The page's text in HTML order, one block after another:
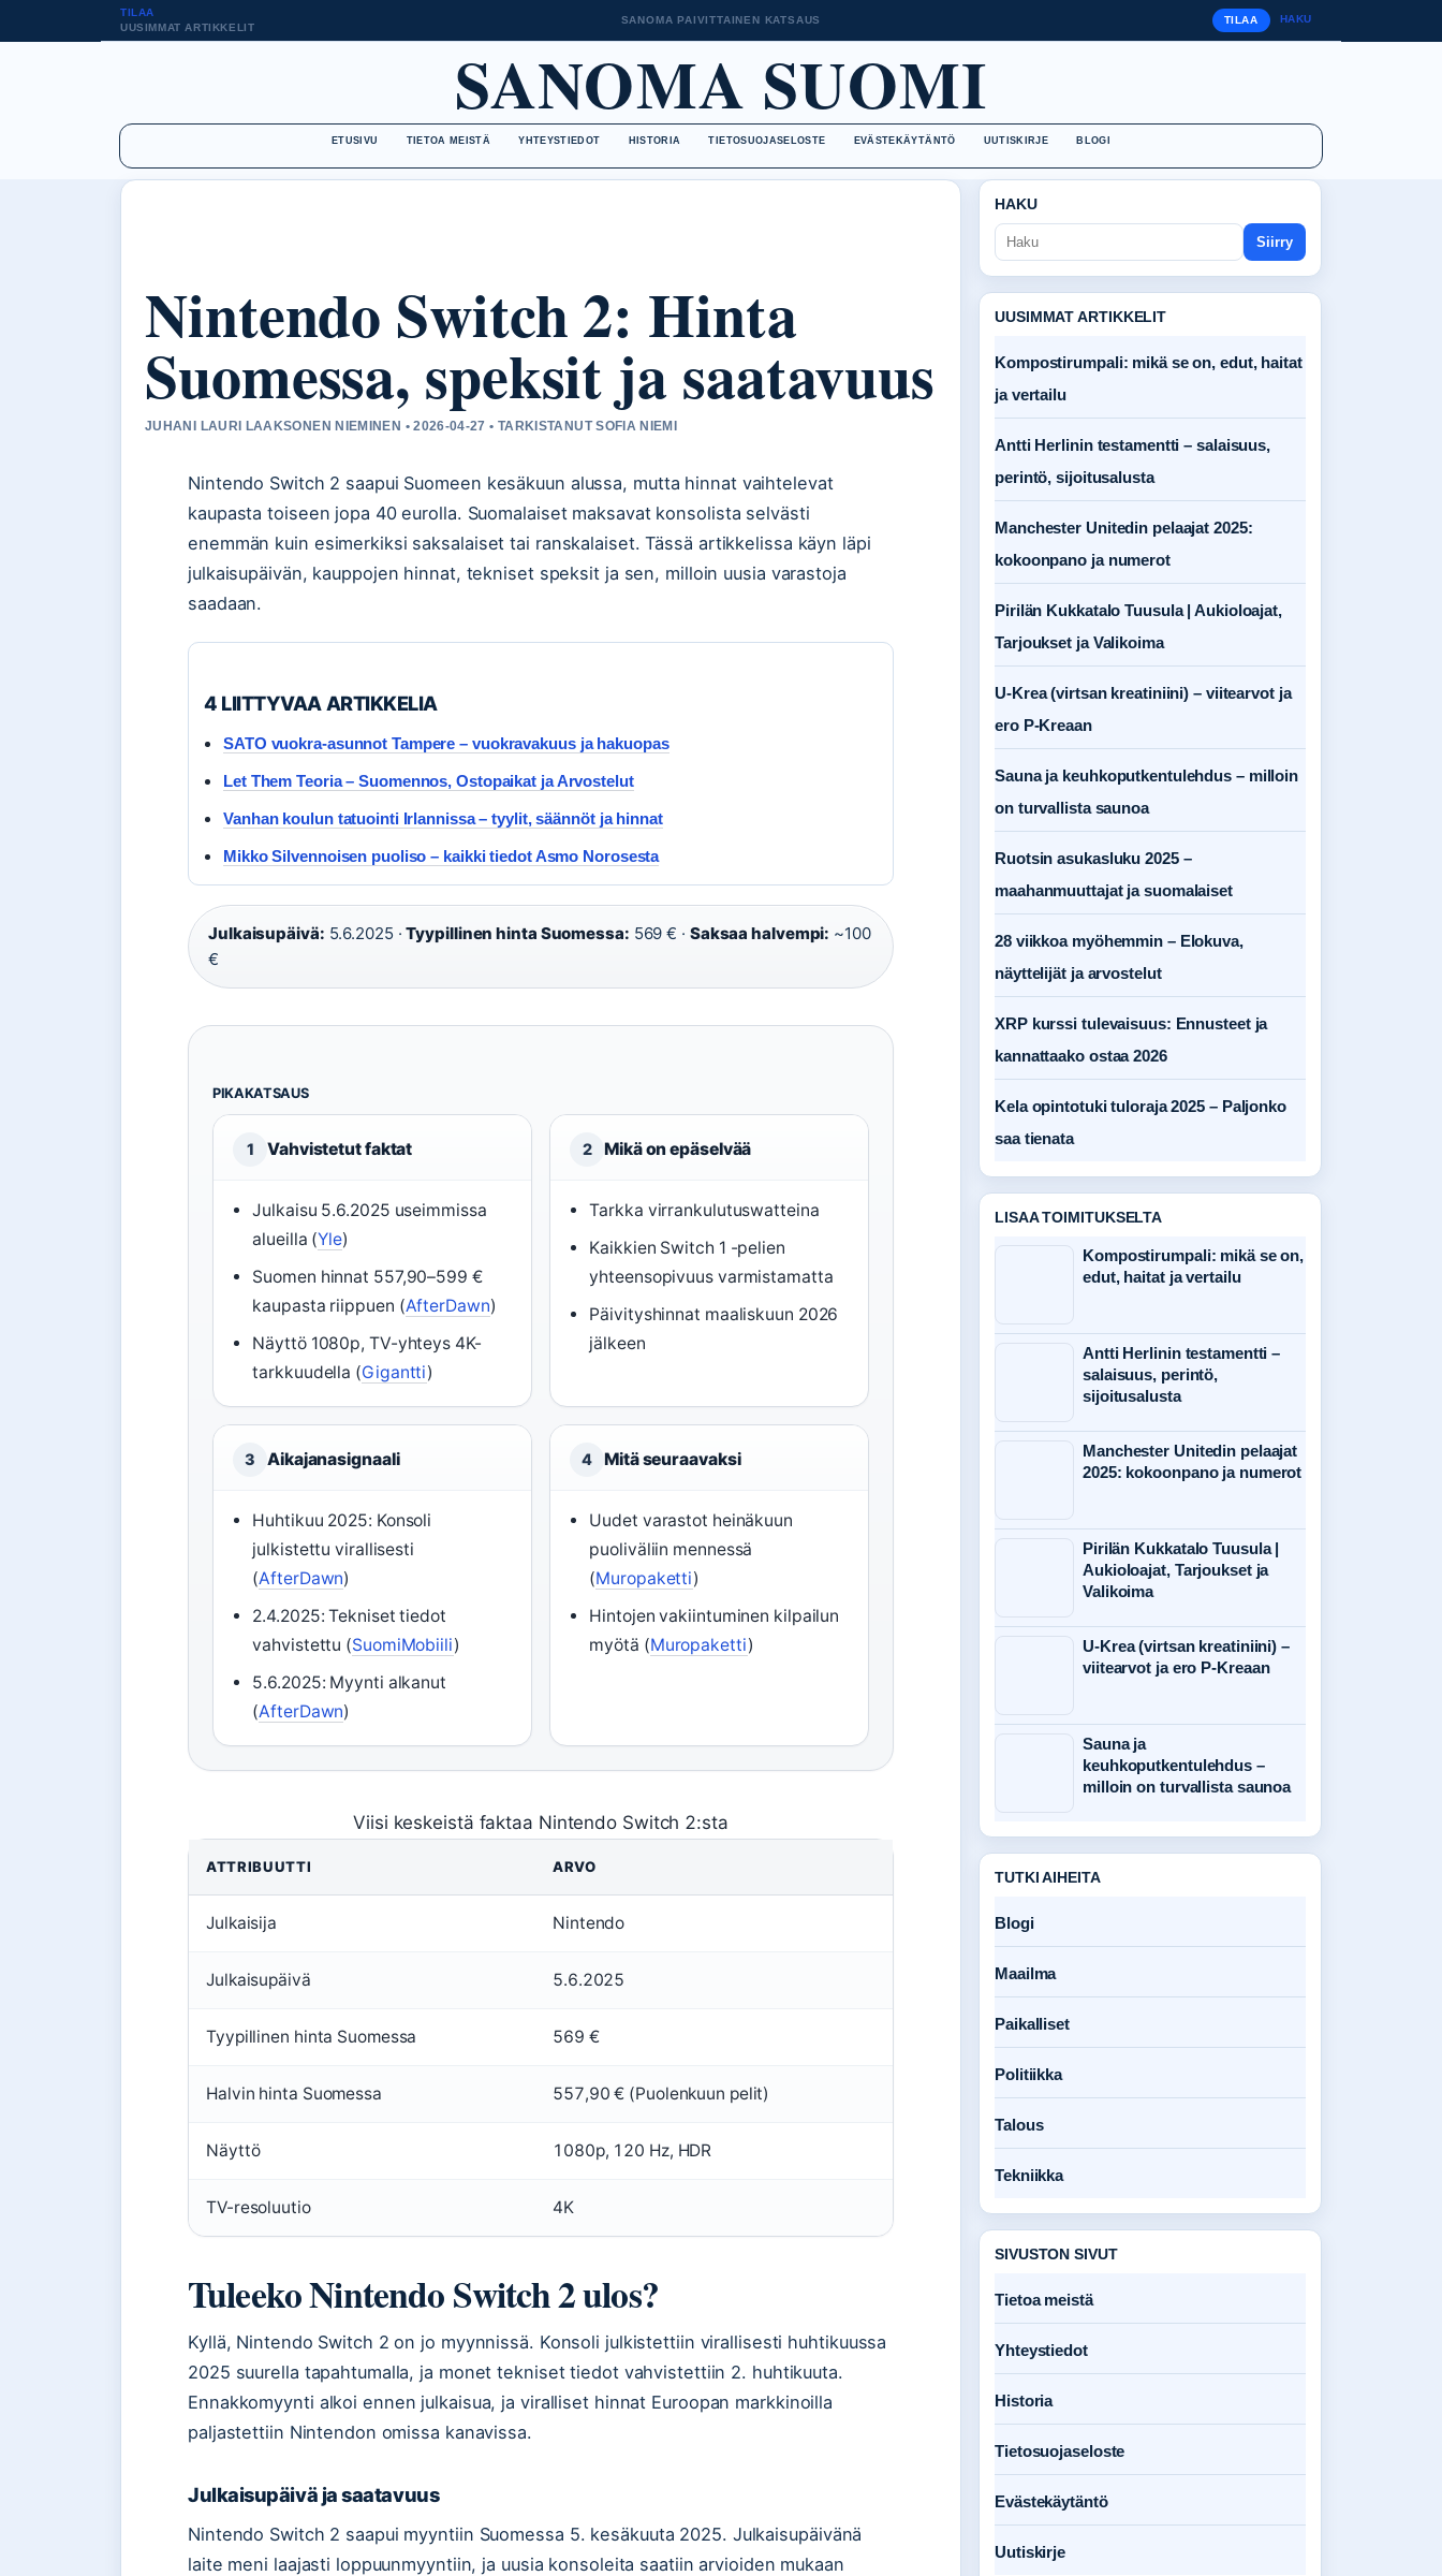
TILAA
UUSIMMAT ARTIKKELIT
SANOMA PAIVITTAINEN KATSAUS TILAA HAKU
SANOMA SUOMI
ETUSIVU TIETOA MEISTÄ YHTEYSTIEDOT HISTORIA TIETOSUOJASELOSTE EVÄSTEKÄYTÄNTÖ UUTISKIRJE BLOGI
Nintendo Switch 2: Hinta
Suomessa, speksit ja saatavuus
JUHANI LAURI LAAKSONEN NIEMINEN • 2026-04-27 • TARKISTANUT SOFIA NIEMI
Nintendo Switch 2 saapui Suomeen kesäkuun alussa, mutta hinnat vaihtelevat
kaupasta toiseen jopa 40 eurolla. Suomalaiset maksavat konsolista selvästi
enemmän kuin esimerkiksi saksalaiset tai ranskalaiset. Tässä artikkelissa käyn läpi
julkaisupäivän, kauppojen hinnat, tekniset speksit ja sen, milloin uusia varastoja
saadaan.
4 LIITTYVAA ARTIKKELIA
SATO vuokra-asunnot Tampere – vuokravakuus ja hakuopas
Let Them Teoria – Suomennos, Ostopaikat ja Arvostelut
Vanhan koulun tatuointi Irlannissa – tyylit, säännöt ja hinnat
Mikko Silvennoisen puoliso – kaikki tiedot Asmo Norosesta
Julkaisupäivä: 5.6.2025 ·Tyypillinen hinta Suomessa: 569 € · Saksaa halvempi: ~100
€
PIKAKATSAUS
1 Vahvistetut faktat
Julkaisu 5.6.2025 useimmissa
alueilla (Yle)
Suomen hinnat 557,90–599 €
kaupasta riippuen (AfterDawn)
Näyttö 1080p, TV-yhteys 4K-
tarkkuudella (Gigantti)
2 Mikä on epäselvää
Tarkka virrankulutuswatteina
Kaikkien Switch 1 -pelien
yhteensopivuus varmistamatta
Päivityshinnat maaliskuun 2026
jälkeen
3 Aikajanasignaali
Huhtikuu 2025: Konsoli
julkistettu virallisesti
(AfterDawn)
2.4.2025: Tekniset tiedot
vahvistettu (SuomiMobiili)
5.6.2025: Myynti alkanut
(AfterDawn)
4 Mitä seuraavaksi
Uudet varastot heinäkuun
puoliväliin mennessä
(Muropaketti)
Hintojen vakiintuminen kilpailun
myötä (Muropaketti)
Viisi keskeistä faktaa Nintendo Switch 2:sta
ATTRIBUUTTI ARVO
Julkaisija Nintendo
Julkaisupäivä 5.6.2025
Tyypillinen hinta Suomessa 569 €
Halvin hinta Suomessa 557,90 € (Puolenkuun pelit)
Näyttö 1080p, 120 Hz, HDR
TV-resoluutio 4K
Tuleeko Nintendo Switch 2 ulos?
Kyllä, Nintendo Switch 2 on jo myynnissä. Konsoli julkistettiin virallisesti huhtikuussa
2025 suurella tapahtumalla, ja monet tekniset tiedot vahvistettiin 2. huhtikuuta.
Ennakkomyynti alkoi ennen julkaisua, ja viralliset hinnat Euroopan markkinoilla
paljastettiin Nintendon omissa kanavissa.
Julkaisupäivä ja saatavuus
Nintendo Switch 2 saapui myyntiin Suomessa 5. kesäkuuta 2025. Julkaisupäivänä
laite meni laajasti loppuunmyyntiin, ja uusia konsoleita saatiin arvioiden mukaan
HAKU
Siirry
UUSIMMAT ARTIKKELIT
Kompostirumpali: mikä se on, edut, haitat
ja vertailu
Antti Herlinin testamentti – salaisuus,
perintö, sijoitusalusta
Manchester Unitedin pelaajat 2025:
kokoonpano ja numerot
Pirilän Kukkatalo Tuusula | Aukioloajat,
Tarjoukset ja Valikoima
U-Krea (virtsan kreatiniini) – viitearvot ja
ero P-Kreaan
Sauna ja keuhkoputkentulehdus – milloin
on turvallista saunoa
Ruotsin asukasluku 2025 –
maahanmuuttajat ja suomalaiset
28 viikkoa myöhemmin – Elokuva,
näyttelijät ja arvostelut
XRP kurssi tulevaisuus: Ennusteet ja
kannattaako ostaa 2026
Kela opintotuki tuloraja 2025 – Paljonko
saa tienata
LISAA TOIMITUKSELTA
Kompostirumpali: mikä se on,
edut, haitat ja vertailu
Antti Herlinin testamentti –
salaisuus, perintö,
sijoitusalusta
Manchester Unitedin pelaajat
2025: kokoonpano ja numerot
Pirilän Kukkatalo Tuusula |
Aukioloajat, Tarjoukset ja
Valikoima
U-Krea (virtsan kreatiniini) –
viitearvot ja ero P-Kreaan
Sauna ja
keuhkoputkentulehdus –
milloin on turvallista saunoa
TUTKI AIHEITA
Blogi
Maailma
Paikalliset
Politiikka
Talous
Tekniikka
SIVUSTON SIVUT
Tietoa meistä
Yhteystiedot
Historia
Tietosuojaseloste
Evästekäytäntö
Uutiskirje